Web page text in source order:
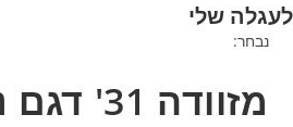
לעגלה שלי
נבחר:
מזוודה 31' דגם ניו…